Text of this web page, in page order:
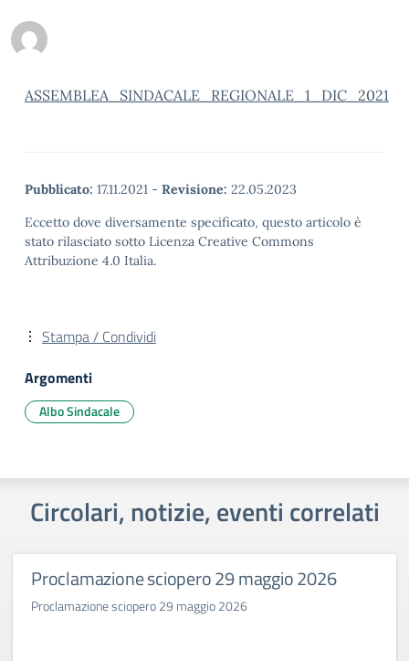
ASSEMBLEA_SINDACALE_REGIONALE_1_DIC_2021
Pubblicato: 17.11.2021 - Revisione: 22.05.2023
Eccetto dove diversamente specificato, questo articolo è
stato rilasciato sotto Licenza Creative Commons
Attribuzione 4.0 Italia.
Stampa / Condividi
Argomenti
Albo Sindacale
Circolari, notizie, eventi correlati
Proclamazione sciopero 29 maggio 2026
Proclamazione sciopero 29 maggio 2026